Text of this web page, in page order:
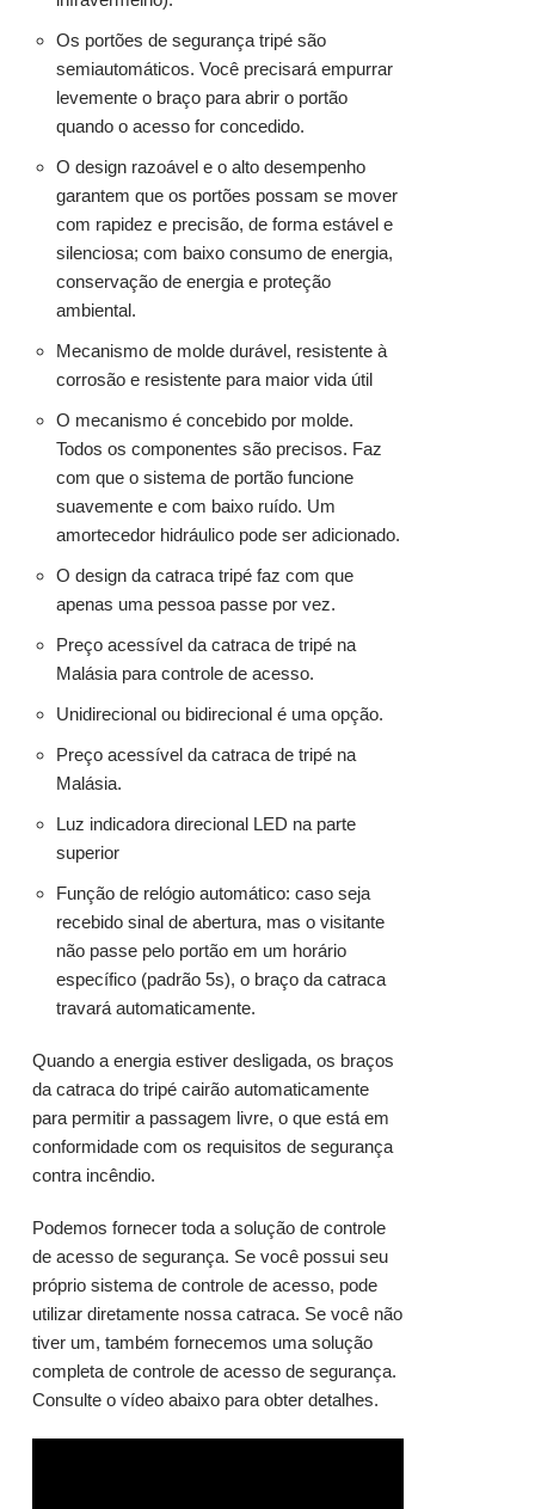
Os portões de segurança tripé são
semiautomáticos. Você precisará empurrar
levemente o braço para abrir o portão
quando o acesso for concedido.
O design razoável e o alto desempenho
garantem que os portões possam se mover
com rapidez e precisão, de forma estável e
silenciosa; com baixo consumo de energia,
conservação de energia e proteção
ambiental.
Mecanismo de molde durável, resistente à
corrosão e resistente para maior vida útil
O mecanismo é concebido por molde.
Todos os componentes são precisos. Faz
com que o sistema de portão funcione
suavemente e com baixo ruído. Um
amortecedor hidráulico pode ser adicionado.
O design da catraca tripé faz com que
apenas uma pessoa passe por vez.
Preço acessível da catraca de tripé na
Malásia para controle de acesso.
Unidirecional ou bidirecional é uma opção.
Preço acessível da catraca de tripé na
Malásia.
Luz indicadora direcional LED na parte
superior
Função de relógio automático: caso seja
recebido sinal de abertura, mas o visitante
não passe pelo portão em um horário
específico (padrão 5s), o braço da catraca
travará automaticamente.
Quando a energia estiver desligada, os braços
da catraca do tripé cairão automaticamente
para permitir a passagem livre, o que está em
conformidade com os requisitos de segurança
contra incêndio.
Podemos fornecer toda a solução de controle
de acesso de segurança. Se você possui seu
próprio sistema de controle de acesso, pode
utilizar diretamente nossa catraca. Se você não
tiver um, também fornecemos uma solução
completa de controle de acesso de segurança.
Consulte o vídeo abaixo para obter detalhes.